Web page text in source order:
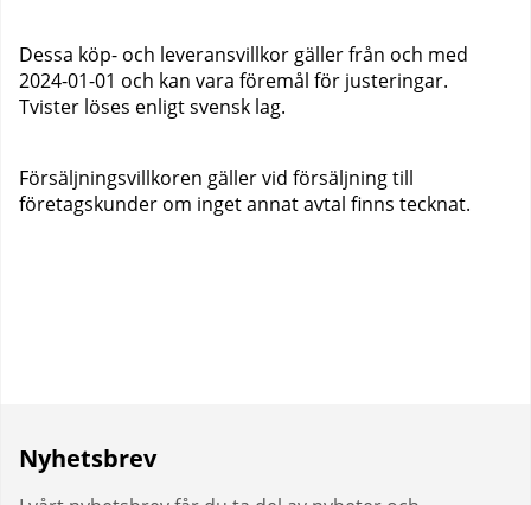
Dessa köp- och leveransvillkor gäller från och med
2024-01-01 och kan vara föremål för justeringar.
Tvister löses enligt svensk lag.
Försäljningsvillkoren gäller vid försäljning till
företagskunder om inget annat avtal finns tecknat.
Nyhetsbrev